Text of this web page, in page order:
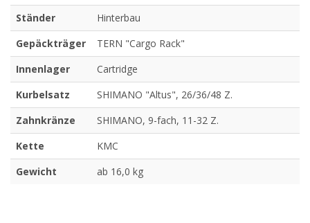
Ständer
Hinterbau
Gepäckträger
TERN "Cargo Rack"
Innenlager
Cartridge
Kurbelsatz
SHIMANO "Altus", 26/36/48 Z.
Zahnkränze
SHIMANO, 9-fach, 11-32 Z.
Kette
KMC
Gewicht
ab 16,0 kg